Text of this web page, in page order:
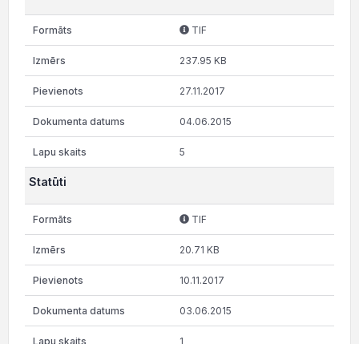
TIF
237.95 KB
27.11.2017
04.06.2015
5
Statūti
TIF
20.71 KB
10.11.2017
03.06.2015
1